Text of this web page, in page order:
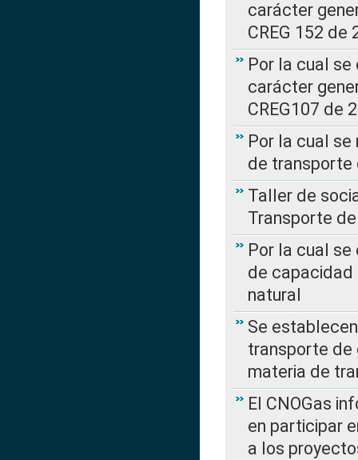
carácter
CREG 152 de
Por la cual
carácter
CREG107 de
Por la cual
de transporte
Taller de
Transporte
Por la cual
de capacidad
natural
Se
transporte de
materia de
El CNOGas
en participar
a los